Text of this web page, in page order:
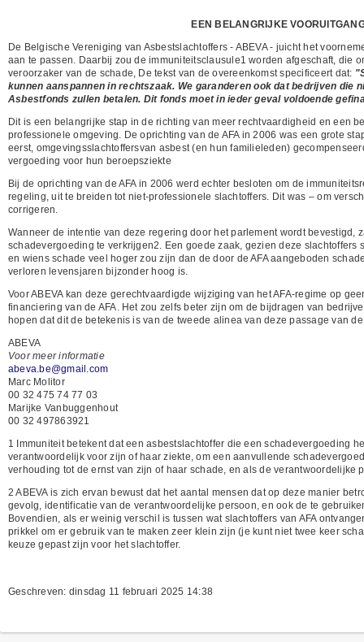
EEN BELANGRIJKE
De Belgische Vereniging van Asbestslachtoffers - ABEVA - juicht het
aan te passen. Daarbij zou de immuniteitsclausule1 worden afgeschaft, die
veroorzaker van de schade, De tekst van de overeenkomst specificeert dat:
kunnen aanspannen in rechtszaak. We garanderen ook dat bedrijven
Asbestfonds zullen betalen. Dit fonds moet in ieder geval voldoende
Dit is een belangrijke stap in de richting van meer rechtvaardigheid en een
professionele omgeving. De oprichting van de AFA in 2006 was een grote
eerst, omgevingsslachtoffersvan asbest (en hun familieleden)
vergoeding voor hun beroepsziekte
Bij de oprichting van de AFA in 2006 werd echter besloten om de
regeling, uit te breiden tot niet-professionele slachtoffers. Dit was – om
corrigeren.
Wanneer de intentie van deze regering door het parlement wordt
schadevergoeding te verkrijgen2. Een goede zaak, gezien deze
en wiens schade veel hoger zou zijn dan de door de AFA aangeboden
verloren levensjaren bijzonder hoog is.
Voor ABEVA kan deze gerechtvaardigde wijziging van het AFA-regime op
financiering van de AFA. Het zou zelfs beter zijn om de bijdragen van
hopen dat dit de betekenis is van de tweede alinea van deze passage van
ABEVA
Voor meer informatie
abeva.be@gmail.com
Marc Molitor
00 32 475 74 77 03
Marijke Vanbuggenhout
00 32 497863921
1 Immuniteit betekent dat een asbestslachtoffer die een schadevergoeding
verantwoordelijk voor zijn of haar ziekte, om een aanvullende
verhouding tot de ernst van zijn of haar schade, en als de
2 ABEVA is zich ervan bewust dat het aantal mensen dat op deze manier
gevolg, identificatie van de verantwoordelijke persoon, en ook de te
Bovendien, als er weinig verschil is tussen wat slachtoffers van AFA
prikkel om er gebruik van te maken zeer klein zijn (je kunt niet twee keer
keuze gepast zijn voor het slachtoffer.
Geschreven: dinsdag 11 februari 2025 14:38